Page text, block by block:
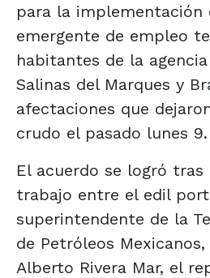
para la implementación
emergente de empleo
habitantes de la
Salinas del Marques y
afectaciones que
crudo el pasado lunes 9.
El acuerdo se logró tras
trabajo entre el edil
superintendente de la
de Petróleos
Alberto Rivera Mar, el